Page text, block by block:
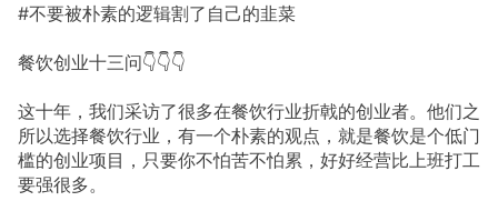
#不要被朴素的逻辑割了自己的韭菜
餐饮创业十三问👇👇👇
这十年，我们采访了很多在餐饮行业折戟的创业者。他们之
所以选择餐饮行业，有一个朴素的观点，就是餐饮是个低门
槛的创业项目，只要你不怕苦不怕累，好好经营比上班打工
要强很多。